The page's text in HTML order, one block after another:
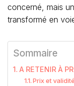
concerné, mais
transformé en
Sommaire
A RETENIR À
Prix et